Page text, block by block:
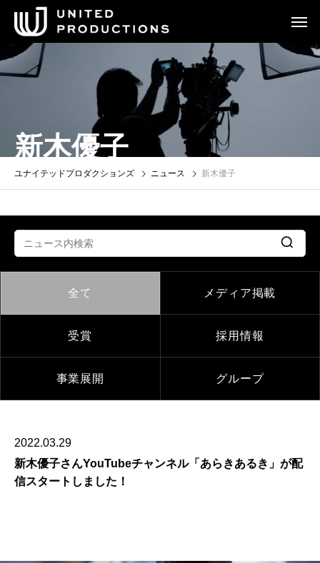
新木優子
ユナイテッドプロダクションズ ニュース 新木優子
全て メディア掲載
受賞 採用情報
事業展開 グループ
2022.03.29
新木優子さんYouTubeチャンネル「あらきあるき」が配
信スタートしました！